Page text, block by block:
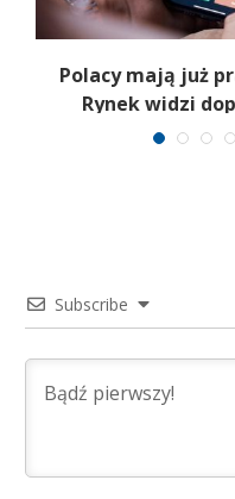
Polacy mają już
Rynek widzi
Subscribe